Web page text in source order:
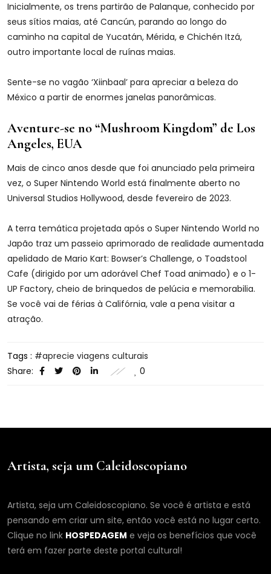
Inicialmente, os trens partirão de Palanque, conhecido por
seus sítios maias, até Cancún, parando ao longo do
caminho na capital de Yucatán, Mérida, e Chichén Itzá,
outro importante local de ruínas maias.
Sente-se no vagão ‘Xiinbaal’ para apreciar a beleza do
México a partir de enormes janelas panorâmicas.
Aventure-se no “Mushroom Kingdom” de Los
Angeles, EUA
Mais de cinco anos desde que foi anunciado pela primeira
vez, o Super Nintendo World está finalmente aberto no
Universal Studios Hollywood, desde fevereiro de 2023.
A terra temática projetada após o Super Nintendo World no
Japão traz um passeio aprimorado de realidade aumentada
apelidado de Mario Kart: Bowser’s Challenge, o Toadstool
Cafe (dirigido por um adorável Chef Toad animado) e o 1-
UP Factory, cheio de brinquedos de pelúcia e memorabilia.
Se você vai de férias à Califórnia, vale a pena visitar a
atração.
Tags :
aprecie viagens culturais
Share:
0
Artista, seja um Caleidoscopiano
Artista, seja um Caleidoscopiano. Se você é artista e está
pensando em criar um site, então você está no lugar certo.
Clique no link HOSPEDAGEM e veja os benefícios que você
terá em fazer parte deste portal cultural!